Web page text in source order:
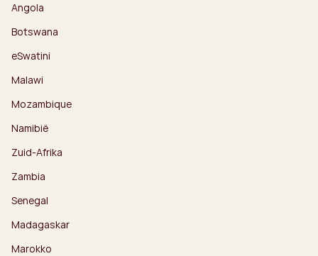
Angola
Botswana
eSwatini
Malawi
Mozambique
Namibië
Zuid-Afrika
Zambia
Senegal
Madagaskar
Marokko